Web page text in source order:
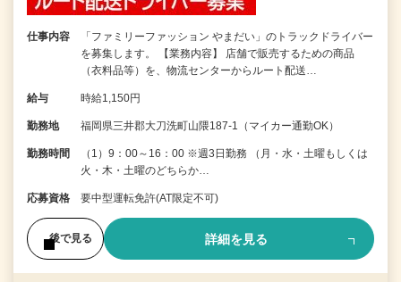
仕事内容
「ファミリーファッション やまだい」のトラックドライバー
を募集します。 【業務内容】 店舗で販売するための商品
（衣料品等）を、物流センターからルート配送…
給与 時給1,150円
勤務地 福岡県三井郡大刀洗町山隈187-1（マイカー通勤OK）
勤務時間
（1）9：00～16：00 ※週3日勤務 （月・水・土曜もしくは
火・木・土曜のどちらか…
応募資格 要中型運転免許(AT限定不可)
後で見る 詳細を見る